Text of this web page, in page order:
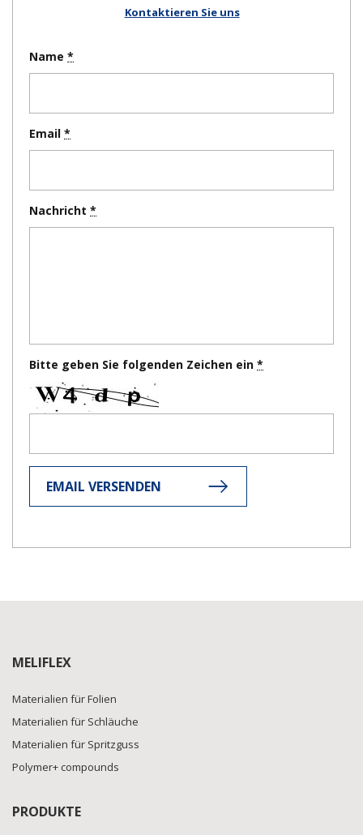
Kontaktieren Sie uns
Name
Email
Nachricht
Bitte geben Sie folgenden Zeichen ein
EMAIL VERSENDEN
MELIFLEX
Materialien für Folien
Materialien für Schläuche
Materialien für Spritzguss
Polymer+ compounds
PRODUKTE